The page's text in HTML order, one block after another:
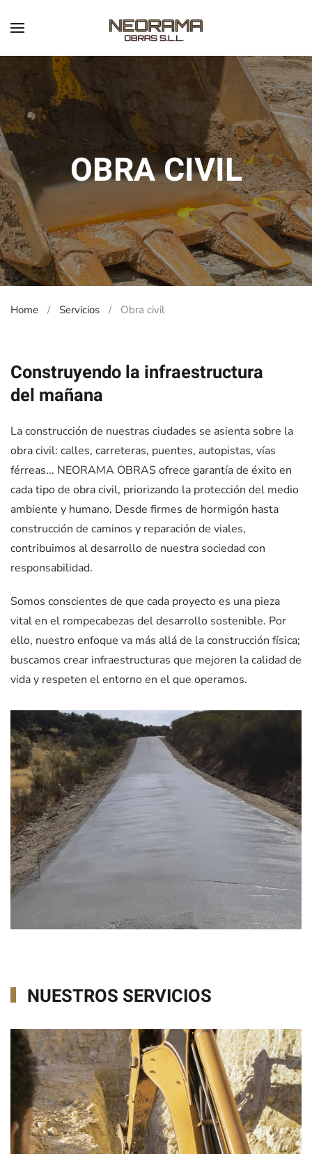
Skip to main content
OBRA CIVIL
Home Servicios Obra civil
Construyendo la infraestructura
del mañana
La construcción de nuestras ciudades se asienta sobre la
obra civil: calles, carreteras, puentes, autopistas, vías
férreas... NEORAMA OBRAS ofrece garantía de éxito en
cada tipo de obra civil, priorizando la protección del medio
ambiente y humano. Desde firmes de hormigón hasta
construcción de caminos y reparación de viales,
contribuimos al desarrollo de nuestra sociedad con
responsabilidad.
Somos conscientes de que cada proyecto es una pieza
vital en el rompecabezas del desarrollo sostenible. Por
ello, nuestro enfoque va más allá de la construcción física;
buscamos crear infraestructuras que mejoren la calidad de
vida y respeten el entorno en el que operamos.
NUESTROS SERVICIOS